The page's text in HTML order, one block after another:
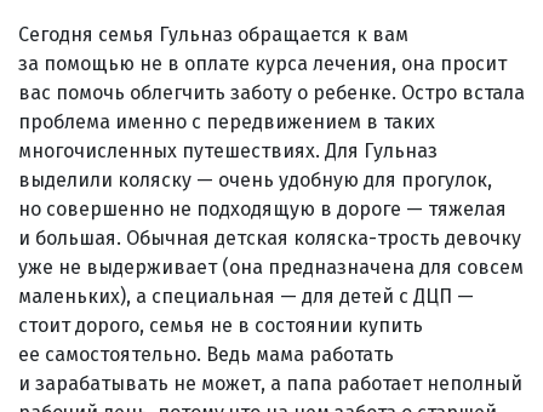
Сегодня семья Гульназ обращается к вам
за помощью не в оплате курса лечения, она просит
вас помочь облегчить заботу о ребенке. Остро встала
проблема именно с передвижением в таких
многочисленных путешествиях. Для Гульназ
выделили коляску — очень удобную для прогулок,
но совершенно не подходящую в дороге — тяжелая
и большая. Обычная детская коляска-трость девочку
уже не выдерживает (она предназначена для совсем
маленьких), а специальная — для детей с ДЦП —
стоит дорого, семья не в состоянии купить
ее самостоятельно. Ведь мама работать
и зарабатывать не может, а папа работает неполный